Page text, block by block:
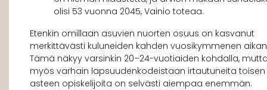
olisi 53 vuonna 2045, Vainio toteaa.
Etenkin omillaan asuvien nuorten osuus on kasvanut
merkittävästi kuluneiden kahden vuosikymmenen
Tämä näkyy varsinkin 20–24-vuotiaiden kohdalla,
myös varhain lapsuudenkodeistaan irtautuneita toisen
asteen opiskelijoita on selvästi aiempaa enemmän.